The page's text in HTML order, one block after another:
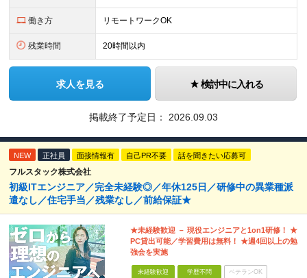
働き方 リモートワークOK
残業時間 20時間以内
求人を見る 検討中に入れる
掲載終了予定日： 2026.09.03
NEW 正社員 面接情報有 自己PR不要 話を聞きたい応募可
フルスタック株式会社
初級ITエンジニア／完全未経験◎／年休125日／研修中の異業種派
遣なし／住宅手当／残業なし／前給保証★
★未経験歓迎 － 現役エンジニアと1on1研修！ ★
PC貸出可能／学習費用は無料！ ★週4回以上の勉
強会を実施
未経験歓迎 学歴不問 ベテランOK